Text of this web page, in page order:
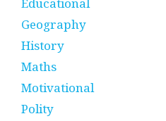
Geography
History
Maths
Motivational
Polity